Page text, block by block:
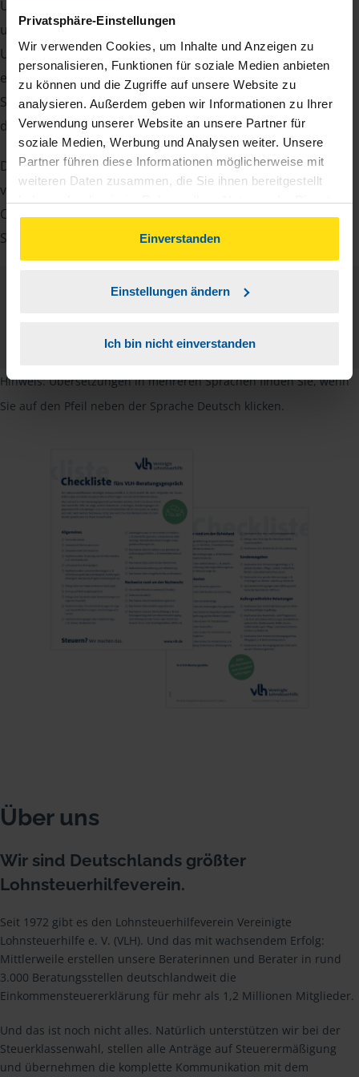
Privatsphäre-Einstellungen
Wir verwenden Cookies, um Inhalte und Anzeigen zu
personalisieren, Funktionen für soziale Medien anbieten
zu können und die Zugriffe auf unsere Website zu
analysieren. Außerdem geben wir Informationen zu Ihrer
Verwendung unserer Website an unsere Partner für
soziale Medien, Werbung und Analysen weiter. Unsere
Partner führen diese Informationen möglicherweise mit
weiteren Daten zusammen, die Sie ihnen bereitgestellt
haben oder die sie im Rahmen Ihrer Nutzung der Dienste
gesammelt haben. Indem Sie auf Einverstanden klicken,
können Sie der Verwendung von Cookies, gemäß
unserer➔ Datenschutzrichtliniezustimmen.
Einverstanden
Einstellungen ändern
Ich bin nicht einverstanden
Um Ihre Steuererklärung erstellen zu können, benötigen
unsere Beraterinnen und Berater eine Reihe von
Unterlagen von Ihnen. Dazu gehört beispielsweise die
elektronische Lohnsteuerbescheinigung, Ihre
Steueridentifikationsnummer, der Rentenbescheid oder
die Bescheinigung über das Kindergeld.
Damit Sie sich gut vorbereiten können und keinen der
vielen Nachweise vergessen, stellen wir Ihnen hier eine
Checkliste für Arbeitnehmer, Beamte, Auszubildende und
Studenten sowie Rentner zur Verfügung.
Hinweis: Übersetzungen in mehreren Sprachen finden Sie, wenn
Sie auf den Pfeil neben der Sprache Deutsch klicken.
Über uns
Wir sind Deutschlands größter
Lohnsteuerhilfeverein.
Seit 1972 gibt es den Lohnsteuerhilfeverein Vereinigte
Lohnsteuerhilfe e. V. (VLH). Und das mit wachsendem Erfolg:
Mittlerweile erstellen unsere Beraterinnen und Berater in rund
3.000 Beratungsstellen deutschlandweit die
Einkommensteuererklärung für mehr als 1,2 Millionen Mitglieder.
Und das ist noch nicht alles. Natürlich unterstützen wir bei der
Steuerklassenwahl, stellen alle Anträge auf Steuerermäßigung
und übernehmen die komplette Kommunikation mit dem